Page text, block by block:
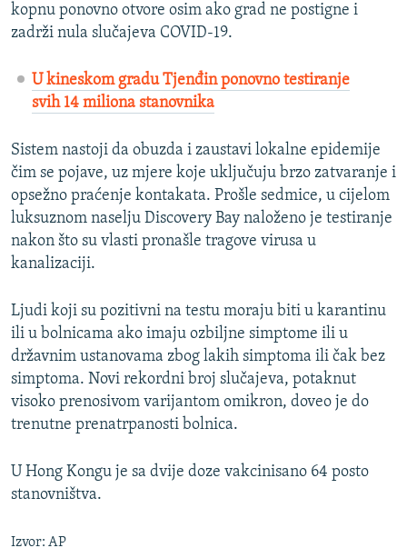
kopnu ponovno otvore osim ako grad ne postigne i
zadrži nula slučajeva COVID-19.
U kineskom gradu Tjenđin ponovno testiranje
svih 14 miliona stanovnika
Sistem nastoji da obuzda i zaustavi lokalne epidemije
čim se pojave, uz mjere koje uključuju brzo zatvaranje i
opsežno praćenje kontakata. Prošle sedmice, u cijelom
luksuznom naselju Discovery Bay naloženo je testiranje
nakon što su vlasti pronašle tragove virusa u
kanalizaciji.
Ljudi koji su pozitivni na testu moraju biti u karantinu
ili u bolnicama ako imaju ozbiljne simptome ili u
državnim ustanovama zbog lakih simptoma ili čak bez
simptoma. Novi rekordni broj slučajeva, potaknut
visoko prenosivom varijantom omikron, doveo je do
trenutne prenatrpanosti bolnica.
U Hong Kongu je sa dvije doze vakcinisano 64 posto
stanovništva.
Izvor: AP